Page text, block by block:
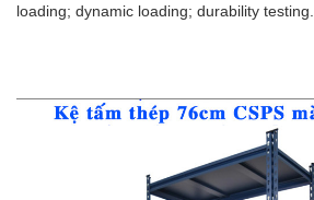
loading; dynamic loading; durability testing.